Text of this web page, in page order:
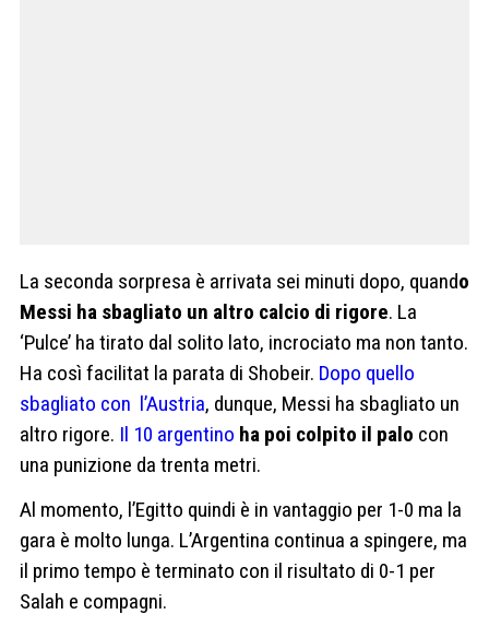
La seconda sorpresa è arrivata sei minuti dopo, quando
Messi ha sbagliato un altro calcio di rigore. La
‘Pulce’ ha tirato dal solito lato, incrociato ma non tanto.
Ha così facilitat la parata di Shobeir. Dopo quello
sbagliato con l’Austria, dunque, Messi ha sbagliato un
altro rigore. Il 10 argentino ha poi colpito il palo con
una punizione da trenta metri.
Al momento, l’Egitto quindi è in vantaggio per 1-0 ma la
gara è molto lunga. L’Argentina continua a spingere, ma
il primo tempo è terminato con il risultato di 0-1 per
Salah e compagni.